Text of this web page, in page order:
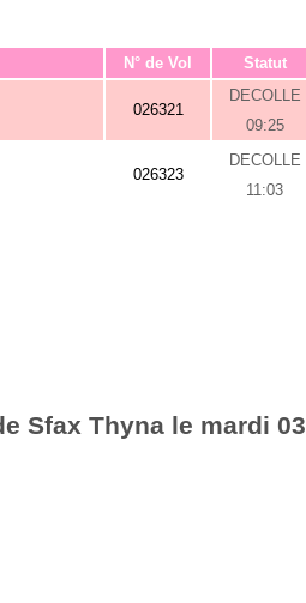
N° de Vol Statut
026321
DECOLLE
09:25
026323
DECOLLE
11:03
Sfax Thyna le mardi 03